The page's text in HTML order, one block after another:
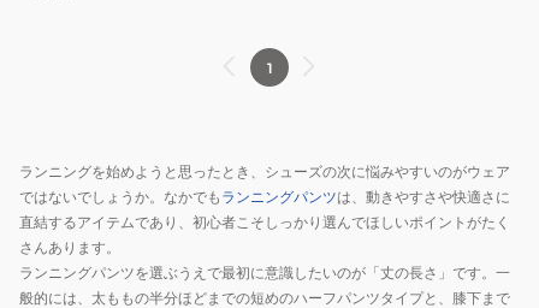
1
ランニングを始めようと思ったとき、シューズの次に悩みやすいのがウェア
ではないでしょうか。なかでも ランニングパンツは、動きやすさや快適さに
直結するアイテムであり、初心者こそしっかり選んでほしいポイントがたく
さんあります。
ランニングパンツを選ぶうえで最初に意識したいのが「丈の長さ」です。一
般的には、太ももの半分ほどまでの短めのハーフパンツタイプと、膝下まで